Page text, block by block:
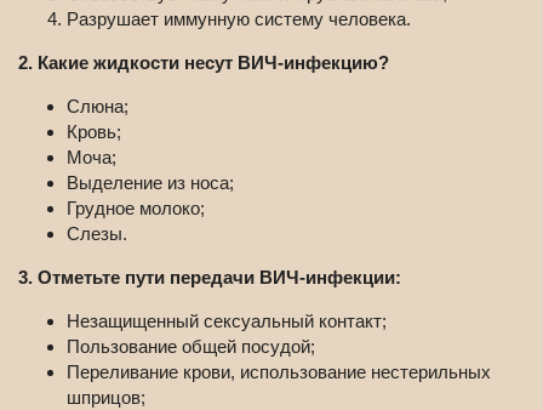
Разрушает иммунную систему человека.
2. Какие жидкости несут ВИЧ-инфекцию?
Слюна;
Кровь;
Моча;
Выделение из носа;
Грудное молоко;
Слезы.
3. Отметьте пути передачи ВИЧ-инфекции:
Незащищенный сексуальный контакт;
Пользование общей посудой;
Переливание крови, использование нестерильных
шприцов;